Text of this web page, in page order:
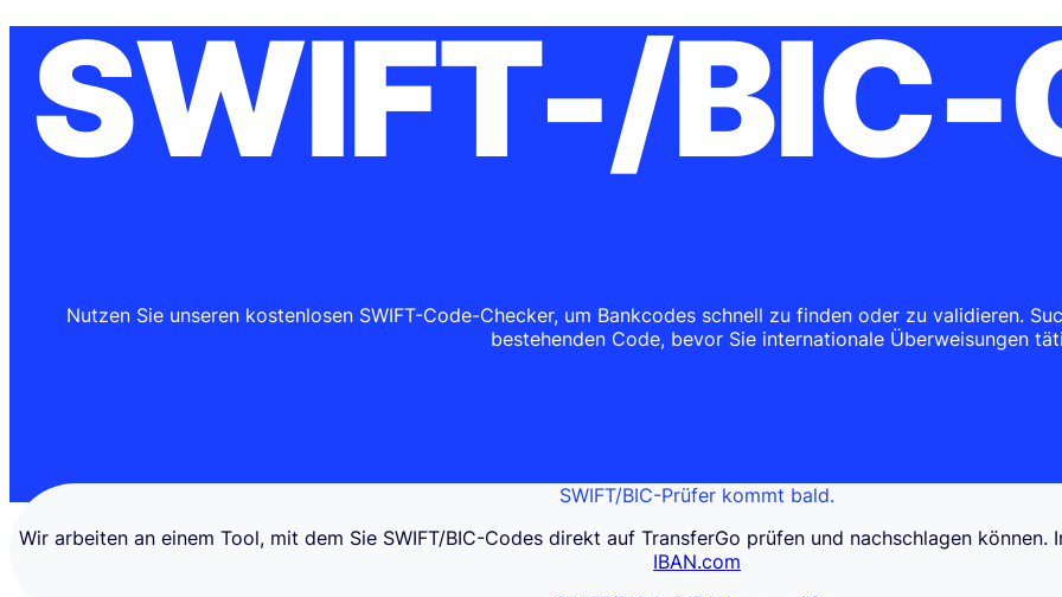
SWIFT-/BIC-
Nutzen Sie unseren kostenlosen SWIFT-Code-Checker, um Bankcodes schnell zu finden oder zu validieren.
bestehenden Code, bevor Sie internationale Überweisungen
SWIFT/BIC-Prüfer kommt bald.
Wir arbeiten an einem Tool, mit dem Sie SWIFT/BIC-Codes direkt auf TransferGo prüfen und nachschlagen
IBAN.com